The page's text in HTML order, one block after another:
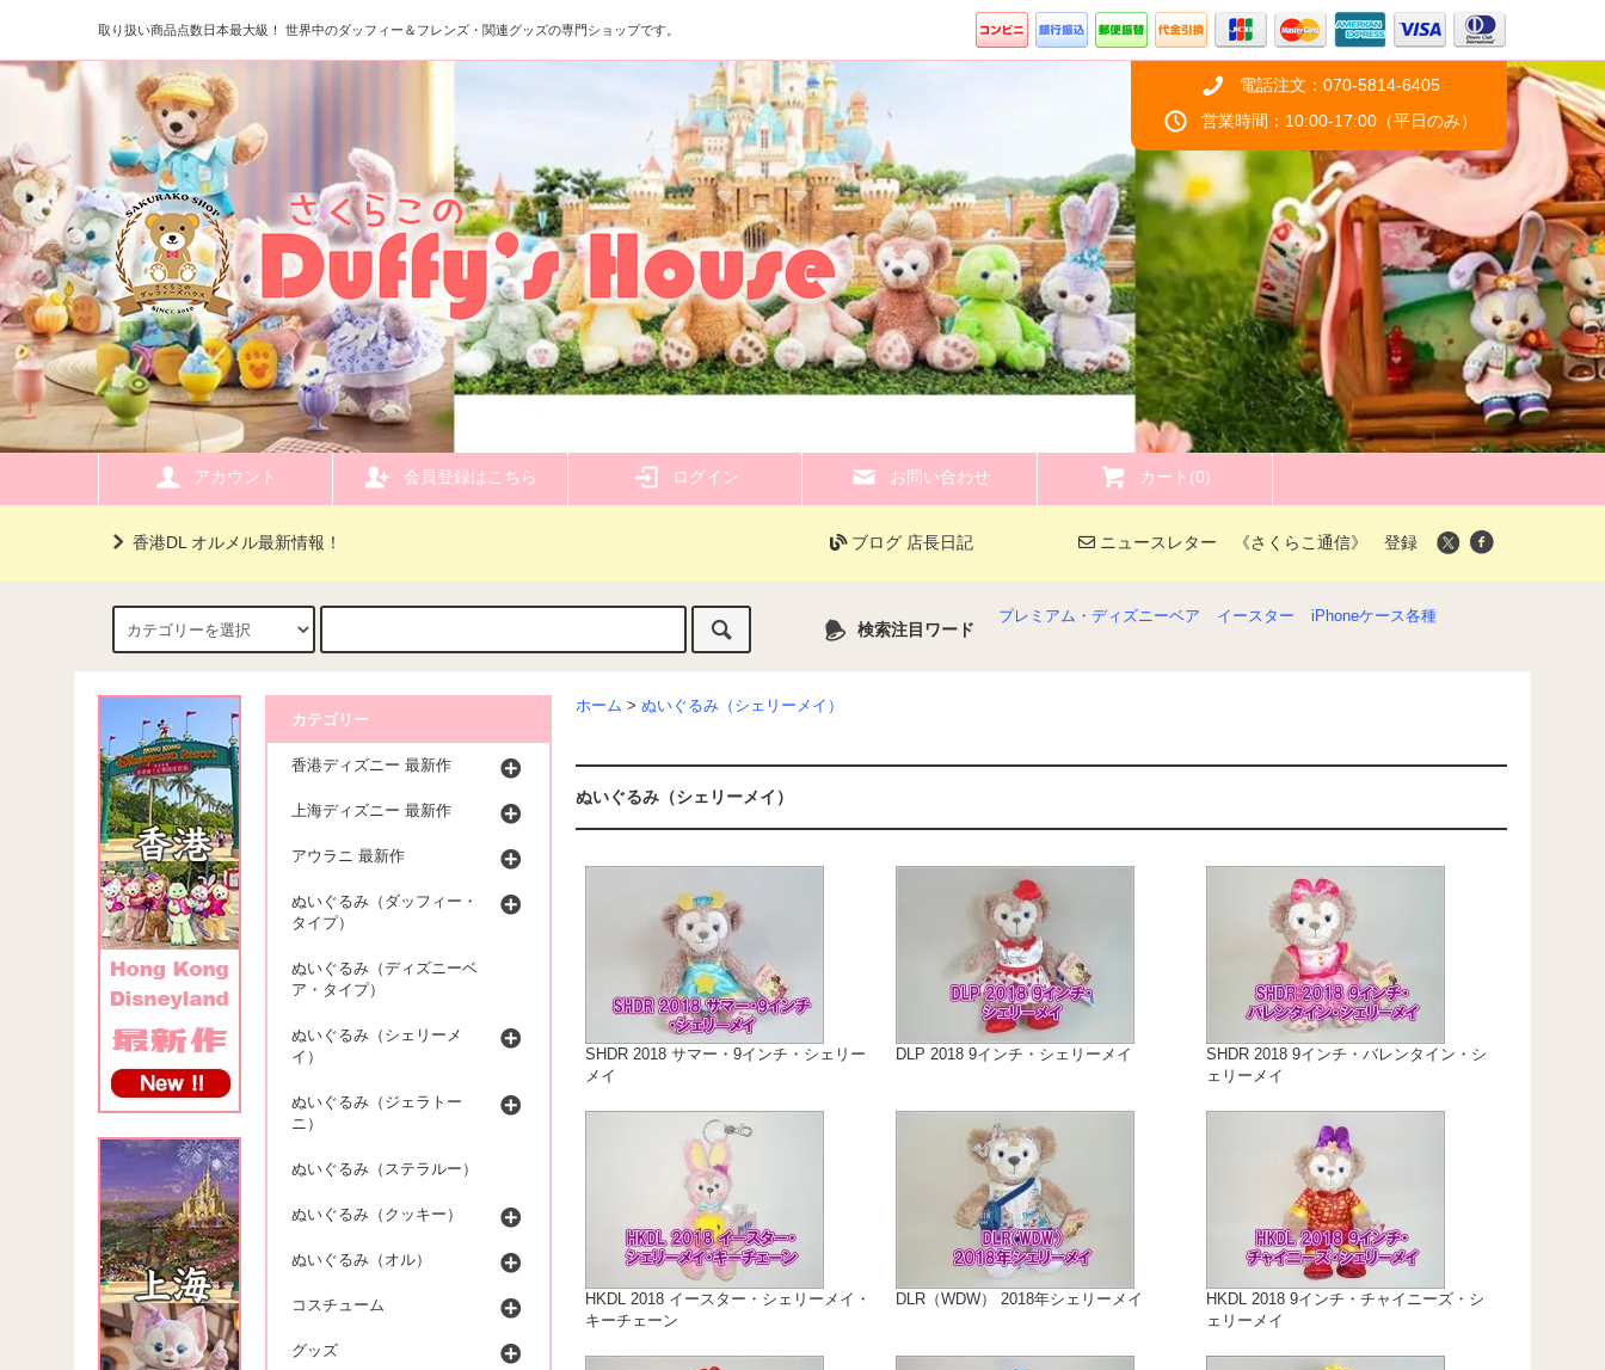
取り扱い商品点数日本最大級！ 世界中のダッフィー＆フレンズ・関連グッズの専門ショップです。
電話注文：070-5814-6405
営業時間：10:00-17:00（平日のみ）
アカウント 会員登録はこちら ログイン お問い合わせ カート(0)
香港DL オルメル最新情報！ ブログ 店長日記 ニュースレター 《さくらこ通信》 登録
検索注目ワード
プレミアム・ディズニーベア イースター iPhoneケース各種
ホーム > ぬいぐるみ（シェリーメイ）
ぬいぐるみ（シェリーメイ）
SHDR 2018 サマー・9インチ・シェリー
メイ
DLP 2018 9インチ・シェリーメイ
SHDR 2018 9インチ・バレンタイン・シ
ェリーメイ
HKDL 2018 イースター・シェリーメイ・
キーチェーン
DLR（WDW） 2018年シェリーメイ
HKDL 2018 9インチ・チャイニーズ・シ
ェリーメイ
カテゴリー
香港ディズニー 最新作
上海ディズニー 最新作
アウラニ 最新作
ぬいぐるみ（ダッフィー・
タイプ）
ぬいぐるみ（ディズニーベ
ア・タイプ）
ぬいぐるみ（シェリーメ
イ）
ぬいぐるみ（ジェラトー
ニ）
ぬいぐるみ（ステラルー）
ぬいぐるみ（クッキー）
ぬいぐるみ（オル）
コスチューム
グッズ